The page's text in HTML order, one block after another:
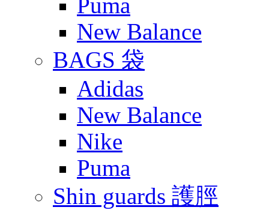
Puma
New Balance
BAGS 袋
Adidas
New Balance
Nike
Puma
Shin guards 護脛